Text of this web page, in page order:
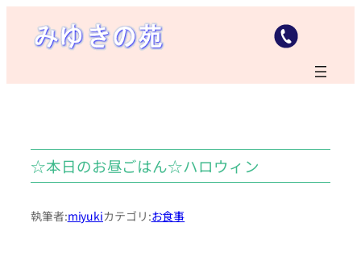
キ
☆本日のお昼ごはん☆ハロウィン
執筆者:miyukiカテゴリ:お食事